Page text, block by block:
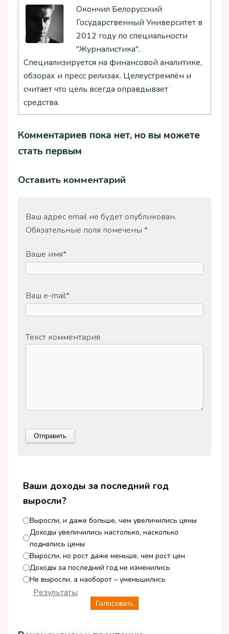
Окончил Белорусский
Государственный Университет в
2012 году по специальности
"Журналистика".
Специализируется на финансовой аналитике,
обзорах и пресс релизах. Целеустремлён и
считает что цель всегда оправдывает
средства.
Комментариев пока нет, но вы можете
стать первым
Оставить комментарий
Ваш адрес email не будет опубликован.
Обязательные поля помечены *
Ваше имя*
Ваш e-mail*
Текст комментария
Ваши доходы за последний год
выросли?
Выросли, и даже больше, чем увеличились цены
Доходы увеличились настолько, насколько
поднялись цены
Выросли, но рост даже меньше, чем рост цен
Доходы за последний год не изменились
Не выросли, а наоборот – уменьшились
Голосовать
Результаты